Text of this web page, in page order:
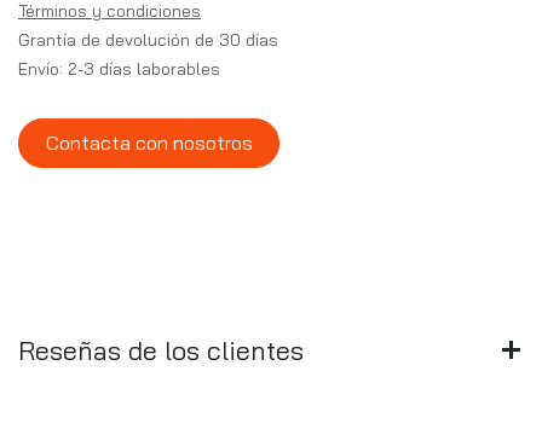
Términos y condiciones
Grantía de devolución de 30 días
Envío: 2-3 días laborables
Contacta con nosotros
Reseñas de los clientes